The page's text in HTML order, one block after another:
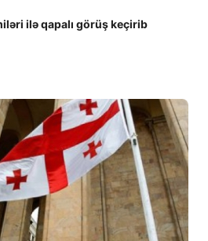
ilə qapalı görüş keçirib